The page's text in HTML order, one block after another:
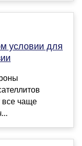
условии для
все чаще